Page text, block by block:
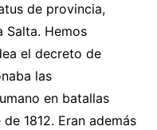
de provincia,
Salta. Hemos
el decreto de
las
en batallas
1812. Eran además